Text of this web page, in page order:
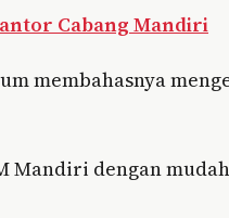
Cabang Mandiri
membahasnya
Mandiri dengan